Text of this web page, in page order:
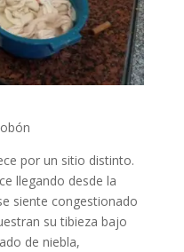
por un sitio distinto.
llegando desde la
siente congestionado
su tibieza bajo
de niebla,